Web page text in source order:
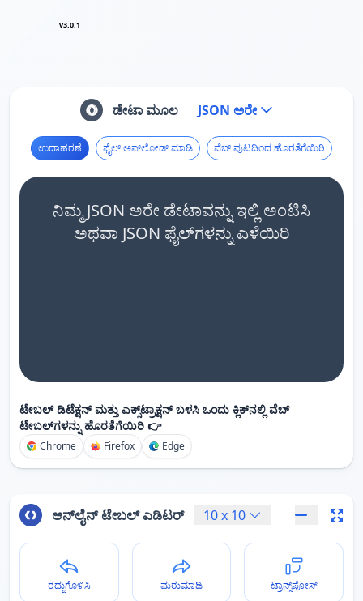
v3.0.1
ಡೇಟಾ ಮೂಲ JSON ಅರೇ
ಉದಾಹರಣೆ ಫೈಲ್ ಅಪ್‌ಲೋಡ್ ಮಾಡಿ ವೆಬ್ ಪುಟದಿಂದ ಹೊರತೆಗೆಯಿರಿ
ನಿಮ್ಮ JSON ಅರೇ ಡೇಟಾವನ್ನು ಇಲ್ಲಿ ಅಂಟಿಸಿ
ಅಥವಾ JSON ಫೈಲ್‌ಗಳನ್ನು ಎಳೆಯಿರಿ
ಟೇಬಲ್ ಡಿಟೆಕ್ಷನ್ ಮತ್ತು ಎಕ್ಸ್‌ಟ್ರಾಕ್ಷನ್ ಬಳಸಿ ಒಂದು ಕ್ಲಿಕ್‌ನಲ್ಲಿ ವೆಬ್
ಟೇಬಲ್‌ಗಳನ್ನು ಹೊರತೆಗೆಯಿರಿ 👉
Chrome Firefox Edge
ಆನ್‌ಲೈನ್ ಟೇಬಲ್ ಎಡಿಟರ್ 10x 10
ರದ್ದುಗೊಳಿಸಿ ಮರುಮಾಡಿ ಟ್ರಾನ್ಸ್‌ಪೋಸ್